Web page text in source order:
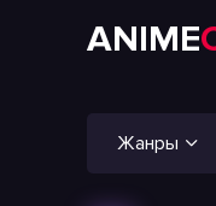
ANIME
Жанры